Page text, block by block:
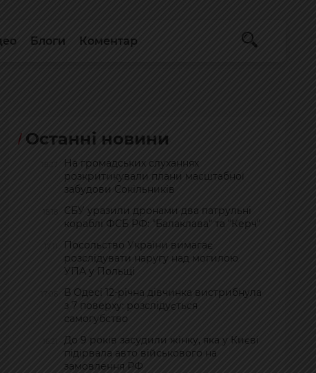
Блоги Коментар
Останні новини
На громадських слуханнях
розкритикували плани масштабної
забудови Сокільників
СБУ уразили дронами два патрульні
кораблі ФСБ РФ: "Балаклава" та "Керч"
Посольство України вимагає
розслідувати наругу над могилою
УПА у Польщі
В Одесі 12-річна дівчинка вистрибнула
з 7 поверху: розслідується
самогубство
До 9 років засудили жінку, яка у Києві
підірвала авто військового на
замовлення РФ